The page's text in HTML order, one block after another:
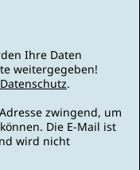
Ihre Daten
weitergegeben!
.
zwingend, um
Die E-Mail ist
wird nicht